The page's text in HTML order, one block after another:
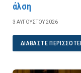
άλση
3 ΑΥΓΟΎΣΤΟΥ 2026
ΔΙΑΒΆΣΤΕ